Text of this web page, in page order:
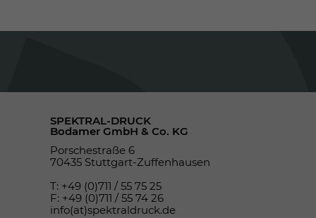
SPEKTRAL-DRUCK
Bodamer GmbH & Co. KG
Porschestraße 6
70435 Stuttgart-Zuffenhausen
T: +49 (0)711 / 55 75 25
F: +49 (0)711 / 55 74 26
info(at)spektraldruck.de